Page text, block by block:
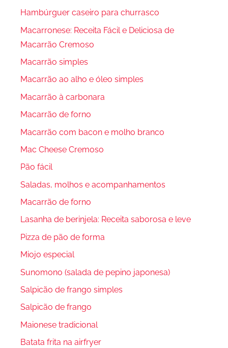
Hambúrguer caseiro para churrasco
Macarronese: Receita Fácil e Deliciosa de
Macarrão Cremoso
Macarrão simples
Macarrão ao alho e óleo simples
Macarrão à carbonara
Macarrão de forno
Macarrão com bacon e molho branco
Mac Cheese Cremoso
Pão fácil
Saladas, molhos e acompanhamentos
Macarrão de forno
Lasanha de berinjela: Receita saborosa e leve
Pizza de pão de forma
Miojo especial
Sunomono (salada de pepino japonesa)
Salpicão de frango simples
Salpicão de frango
Maionese tradicional
Batata frita na airfryer